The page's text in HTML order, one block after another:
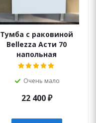
Тумба с раковиной
Bellezza Асти 70
напольная
Очень мало
22 400₽